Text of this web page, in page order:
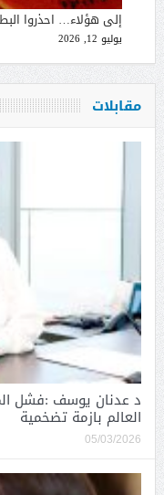
إلى هؤلاء… احذروا
يوليو 12, 2026
مقابلات
د عدنان يوسف :فشل
العالم بازمة تضخمية
05/03/2026